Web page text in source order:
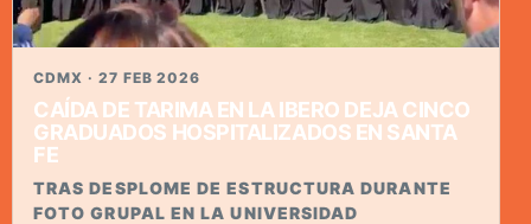
CDMX · 27 FEB 2026
CAÍDA DE TARIMA EN LA IBERO DEJA CINCO
GRADUADOS HOSPITALIZADOS EN SANTA
FE
TRAS DESPLOME DE ESTRUCTURA DURANTE
FOTO GRUPAL EN LA UNIVERSIDAD